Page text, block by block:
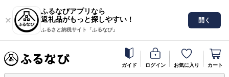
ふるなびアプリなら
返礼品がもっと探しやすい！
ふるさと納税サイト「ふるなび」
開く
ガイド ログイン お気に入り カート